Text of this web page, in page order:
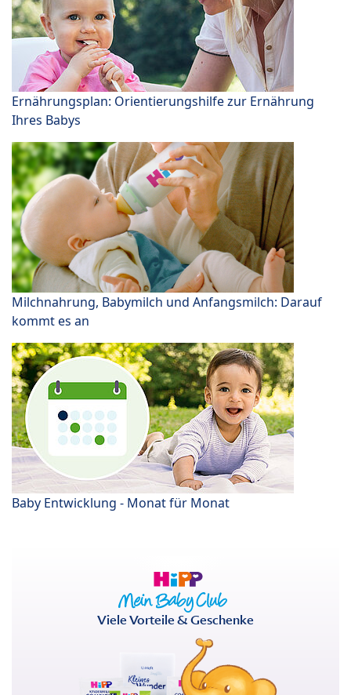
Ernährungsplan: Orientierungshilfe zur Ernährung
Ihres Babys
Milchnahrung, Babymilch und Anfangsmilch: Darauf
kommt es an
Baby Entwicklung - Monat für Monat
Viele Vorteile & Geschenke